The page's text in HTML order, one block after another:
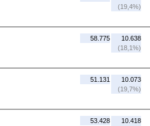
(19,4%)
58.775
10.638
(18,1%)
51.131
10.073
(19,7%)
53.428
10.418